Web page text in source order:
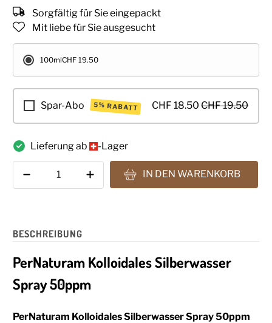
Sorgfältig für Sie eingepackt
Mit liebe für Sie ausgesucht
100mlCHF 19.50
Spar-Abo 5% RABATT CHF 18.50 CHF 19.50
Lieferung ab
-Lager
IN DEN WARENKORB
BESCHREIBUNG
PerNaturam Kolloidales Silberwasser
Spray 50ppm
PerNaturam Kolloidales Silberwasser Spray 50ppm